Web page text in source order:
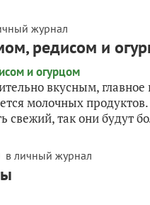
журнал
редисом и
вкусным,
молочных
свежий, так они будут
в личный журнал